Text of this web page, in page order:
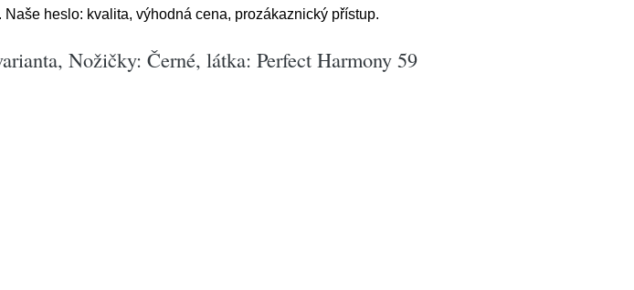
heslo: kvalita, výhodná cena, prozákaznický přístup.
Nožičky: Černé, látka: Perfect Harmony 59